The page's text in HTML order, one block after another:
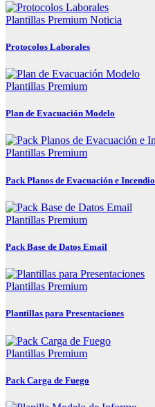
Plantillas Premium Noticia
Protocolos Laborales
Plantillas Premium
Plan de Evacuación Modelo
Plantillas Premium
Pack Planos de Evacuación e Incendio
Plantillas Premium
Pack Base de Datos Email
Plantillas Premium
Plantillas para Presentaciones
Plantillas Premium
Pack Carga de Fuego